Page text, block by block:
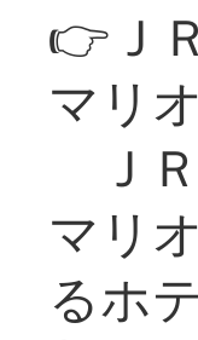
👉Ｊ
マリ
Ｊ
マリ
るホ